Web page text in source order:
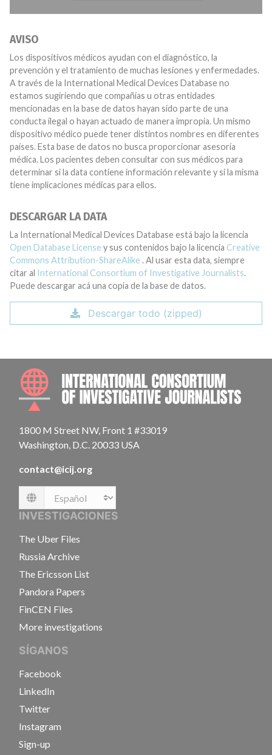
AVISO
Los dispositivos médicos ayudan con el diagnóstico, la
prevención y el tratamiento de muchas lesiones y enfermedades.
A través de la International Medical Devices Database no
estamos sugiriendo que compañías u otras entidades
mencionadas en la base de datos hayan sido parte de una
conducta ilegal o hayan actuado de manera impropia. Un mismo
dispositivo médico puede tener distintos nombres en diferentes
países. Esta base de datos no busca proporcionar asesoría
médica. Los pacientes deben consultar con sus médicos para
determinar si la data contiene información relevante y si la misma
tiene implicaciones médicas para ellos.
DESCARGAR LA DATA
La International Medical Devices Database está bajo la licencia
Open Database License y sus contenidos bajo la licencia Creative
Commons Attribution-ShareAlike . Al usar esta data, siempre
citar al International Consortium of Investigative Journalists.
Puede descargar acá una copia de la base de datos.
Descargar todo (zipped)
1800 M Street NW, Front 1 #33019
Washington, D.C. 20033 USA
contact@icij.org
Language
INVESTIGACIONES
The Uber Files
Russia Archive
The Ericsson List
Pandora Papers
FinCEN Files
More investigations
SÍGANOS
Facebook
LinkedIn
Twitter
Instagram
Sign-up